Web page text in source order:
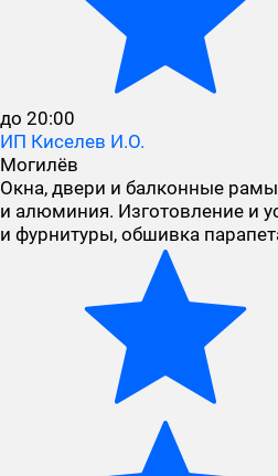
до 20:00
ИП Киселев И.О.
Могилёв
Окна, двери и балконные
и алюминия. Изготовление и
и фурнитуры, обшивка